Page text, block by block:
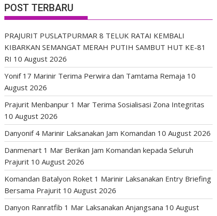
POST TERBARU
PRAJURIT PUSLATPURMAR 8 TELUK RATAI KEMBALI
KIBARKAN SEMANGAT MERAH PUTIH SAMBUT HUT KE-81
RI 10 August 2026
Yonif 17 Marinir Terima Perwira dan Tamtama Remaja 10
August 2026
Prajurit Menbanpur 1 Mar Terima Sosialisasi Zona Integritas
10 August 2026
Danyonif 4 Marinir Laksanakan Jam Komandan 10 August 2026
Danmenart 1 Mar Berikan Jam Komandan kepada Seluruh
Prajurit 10 August 2026
Komandan Batalyon Roket 1 Marinir Laksanakan Entry Briefing
Bersama Prajurit 10 August 2026
Danyon Ranratfib 1 Mar Laksanakan Anjangsana 10 August